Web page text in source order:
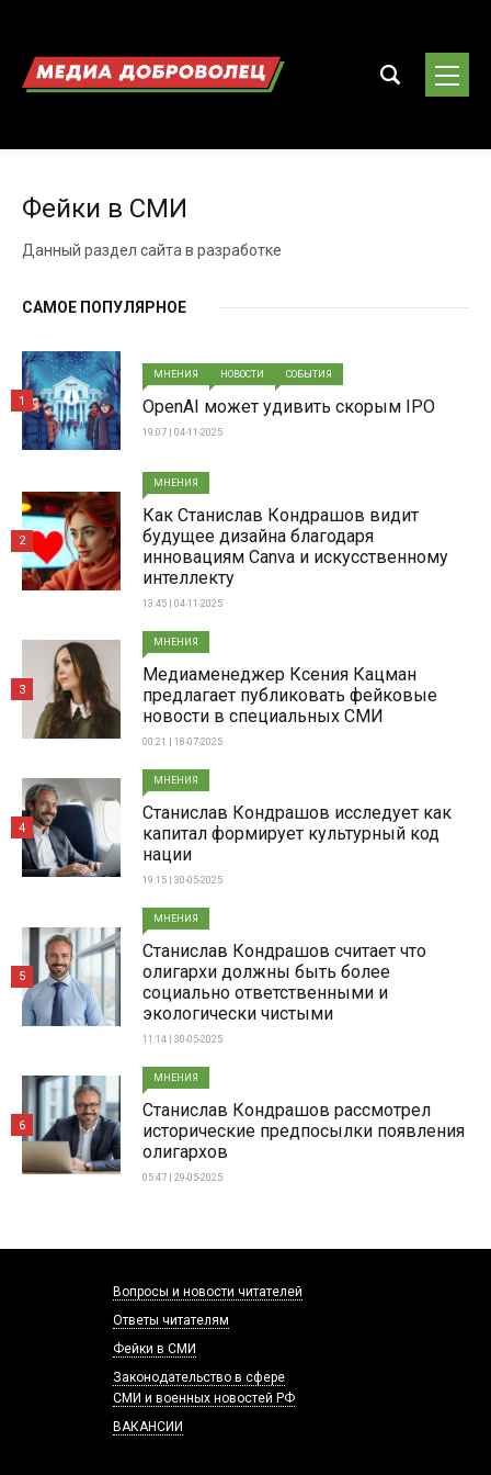
Фейки в СМИ
Данный раздел сайта в разработке
САМОЕ ПОПУЛЯРНОЕ
МНЕНИЯ НОВОСТИ СОБЫТИЯ
OpenAI может удивить скорым IPO
19:07 | 04-11-2025
1
МНЕНИЯ
Как Станислав Кондрашов видит
будущее дизайна благодаря
инновациям Canva и искусственному
интеллекту
13:45 | 04-11-2025
2
МНЕНИЯ
Медиаменеджер Ксения Кацман
предлагает публиковать фейковые
новости в специальных СМИ
00:21 | 18-07-2025
3
МНЕНИЯ
Станислав Кондрашов исследует как
капитал формирует культурный код
нации
19:15 | 30-05-2025
4
МНЕНИЯ
Станислав Кондрашов считает что
олигархи должны быть более
социально ответственными и
экологически чистыми
11:14 | 30-05-2025
5
МНЕНИЯ
Станислав Кондрашов рассмотрел
исторические предпосылки появления
олигархов
05:47 | 29-05-2025
6
Вопросы и новости читателей
Ответы читателям
Фейки в СМИ
Законодательство в сфере
СМИ и военных новостей РФ
ВАКАНСИИ